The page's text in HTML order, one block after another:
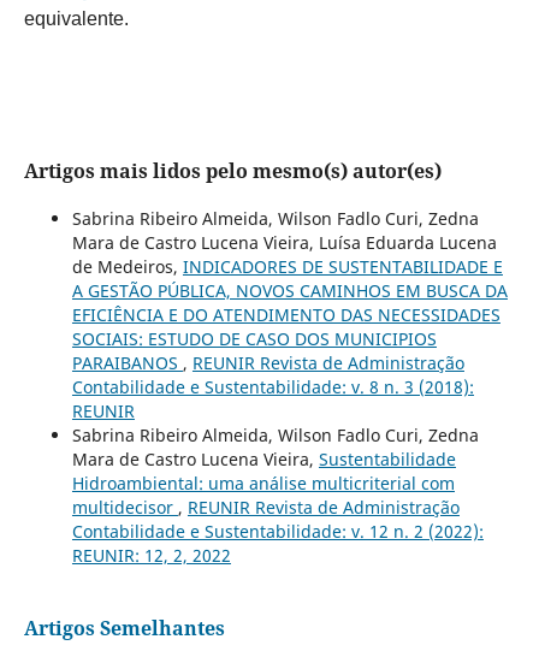
equivalente.
Artigos mais lidos pelo mesmo(s) autor(es)
Sabrina Ribeiro Almeida, Wilson Fadlo Curi, Zedna
Mara de Castro Lucena Vieira, Luísa Eduarda Lucena
de Medeiros, INDICADORES DE SUSTENTABILIDADE E
A GESTÃO PÚBLICA, NOVOS CAMINHOS EM BUSCA DA
EFICIÊNCIA E DO ATENDIMENTO DAS NECESSIDADES
SOCIAIS: ESTUDO DE CASO DOS MUNICIPIOS
PARAIBANOS , REUNIR Revista de Administração
Contabilidade e Sustentabilidade: v. 8 n. 3 (2018):
REUNIR
Sabrina Ribeiro Almeida, Wilson Fadlo Curi, Zedna
Mara de Castro Lucena Vieira, Sustentabilidade
Hidroambiental: uma análise multicriterial com
multidecisor , REUNIR Revista de Administração
Contabilidade e Sustentabilidade: v. 12 n. 2 (2022):
REUNIR: 12, 2, 2022
Artigos Semelhantes